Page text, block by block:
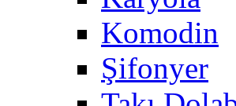
Komodin
Şifonyer